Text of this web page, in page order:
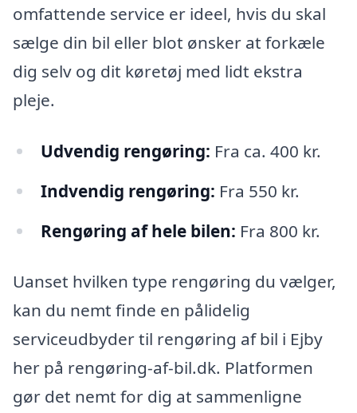
omfattende service er ideel, hvis du skal
sælge din bil eller blot ønsker at forkæle
dig selv og dit køretøj med lidt ekstra
pleje.
Udvendig rengøring: Fra ca. 400 kr.
Indvendig rengøring: Fra 550 kr.
Rengøring af hele bilen: Fra 800 kr.
Uanset hvilken type rengøring du vælger,
kan du nemt finde en pålidelig
serviceudbyder til rengøring af bil i Ejby
her på rengøring-af-bil.dk. Platformen
gør det nemt for dig at sammenligne